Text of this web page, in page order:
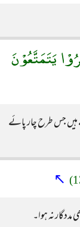
يَتَمَتَّعُوْنَ
ہیں جس طرح چار پائے
↖
نہ ہوا۔